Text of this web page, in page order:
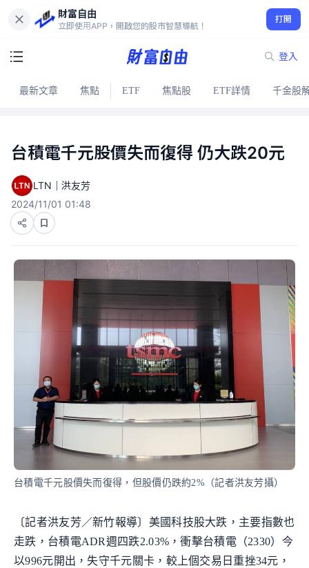
財富自由
立即使用APP，開啟您的股市智慧導航！
打開
登入
最新文章 焦點 ETF 焦點股 ETF詳情 千金股
台積電千元股價失而復得 仍大跌20元
LTN｜洪友芳
2024/11/01 01:48
台積電千元股價失而復得，但股價仍跌約2%（記者洪友芳攝）
〔記者洪友芳／新竹報導〕美國科技股大跌，主要指數也
走跌，台積電ADR週四跌2.03%，衝擊台積電（2330）今
以996元開出，失守千元關卡，較上個交易日重挫34元，